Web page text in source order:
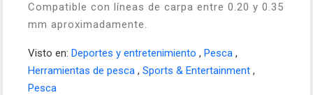
Compatible con líneas de carpa entre 0.20 y 0.35
mm aproximadamente.
Visto en: Deportes y entretenimiento , Pesca ,
Herramientas de pesca , Sports & Entertainment ,
Pesca